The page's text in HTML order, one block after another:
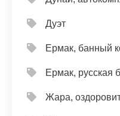
Дуэт
Ермак, банный
Ермак, русская
Жара,